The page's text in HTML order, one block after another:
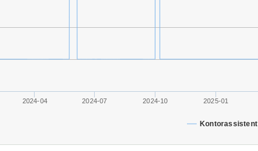
Kontorassistent
2024-04 2024-07 2024-10 2025-01